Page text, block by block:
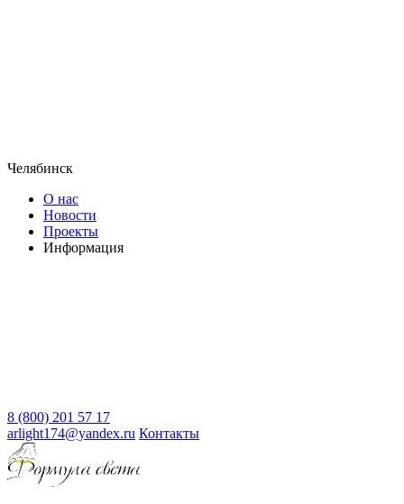
Челябинск
О нас
Новости
Проекты
Информация
8 (800) 201 57 17
arlight174@yandex.ru Контакты